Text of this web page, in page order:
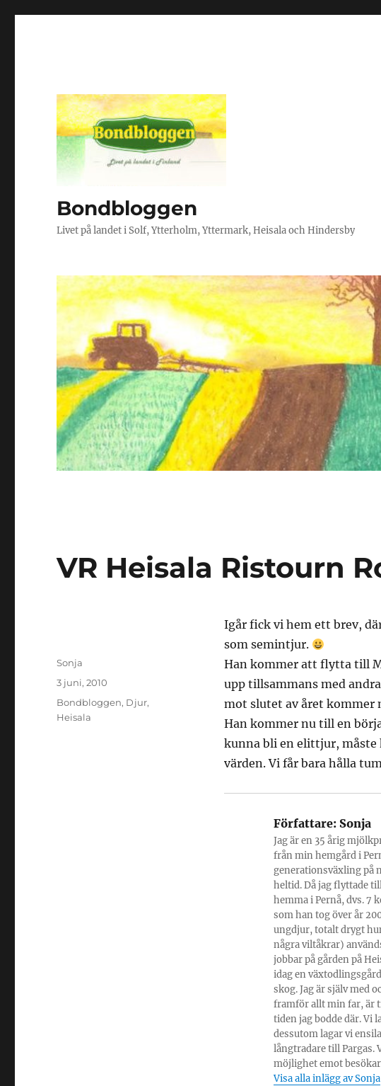
Bondbloggen
Livet på landet i Solf, Ytterholm, Yttermark, Heisala och Hindersby
VR Heisala Ristourn
Igår fick vi hem ett brev,
som semintjur.
Han kommer att flytta till
upp tillsammans med
mot slutet av året kommer
Han kommer nu till en
kunna bli en elittjur, måste
värden. Vi får bara hålla
Författare:Sonja
Jag är en 35 årig
från min hemgård i
generationsväxling på
heltid. Då jag flyttade
hemma i Pernå, dvs. 7
som han tog över år
ungdjur, totalt drygt
några viltåkrar)
jobbar på gården på
idag en
skog. Jag är själv med
framför allt min far, är
tiden jag bodde där. Vi
dessutom lagar vi
långtradare till Pargas.
möjlighet emot
Visa alla inlägg av Sonja
Författare
Sonja
Publicerat
3 juni, 2010
Kategorier
Bondbloggen, Djur,
Heisala